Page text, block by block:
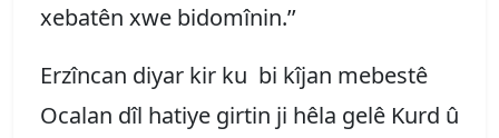
xebatên xwe bidomînin.’’
Erzîncan diyar kir ku bi kîjan mebestê
Ocalan dîl hatiye girtin ji hêla gelê Kurd û